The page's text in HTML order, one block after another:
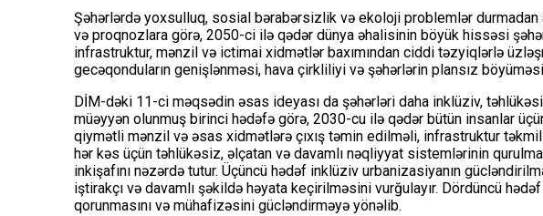
Şəhərlərdə yoxsulluq, sosial bərabərsizlik və ekoloji problemlər durmadan
və proqnozlara görə, 2050-ci ilə qədər dünya əhalisinin böyük hissəsi
infrastruktur, mənzil və ictimai xidmətlər baxımından ciddi təzyiqlərlə
gecəqonduların genişlənməsi, hava çirkliliyi və şəhərlərin plansız
DİM-dəki 11-ci məqsədin əsas ideyası da şəhərləri daha inklüziv,
müəyyən olunmuş birinci hədəfə görə, 2030-cu ilə qədər bütün insanlar
qiymətli mənzil və əsas xidmətlərə çıxış təmin edilməli, infrastruktur
hər kəs üçün təhlükəsiz, əlçatan və davamlı nəqliyyat sistemlərinin
inkişafını nəzərdə tutur. Üçüncü hədəf inklüziv urbanizasiyanın
iştirakçı və davamlı şəkildə həyata keçirilməsini vurğulayır. Dördüncü
qorunmasını və mühafizəsini gücləndirməyə yönəlib.